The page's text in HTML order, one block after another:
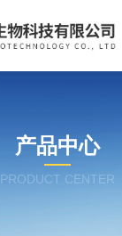
产品中心
PRODUCT CENTER